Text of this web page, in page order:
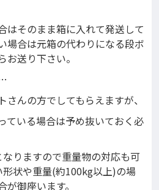
はそのまま箱に入れて発送して
場合は元箱の代わりになる段ボ
送り下さい。
んの方でしてもらえますが、
ている場合は予め抜いておく必
りますので重量物の対応も可
状や重量(約100kg以上)の場
御座います。